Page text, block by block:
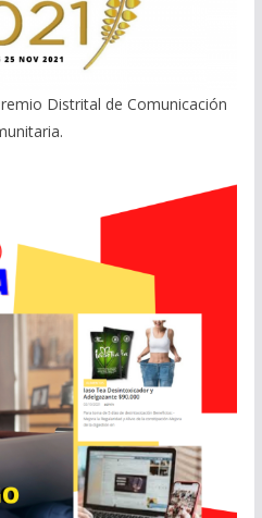
Distrital de Comunicación